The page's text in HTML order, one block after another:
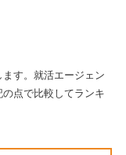
す。就活エージェン
点で比較してランキ